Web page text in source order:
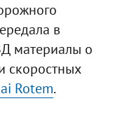
в
материалы о
скоростных
Rotem.